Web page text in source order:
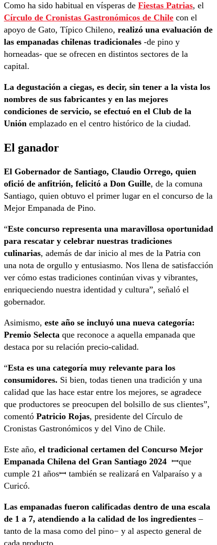
Como ha sido habitual en vísperas de Fiestas Patrias, el
Círculo de Cronistas Gastronómicos de Chile con el
apoyo de Gato, Típico Chileno, realizó una evaluación de
las empanadas chilenas tradicionales -de pino y
horneadas- que se ofrecen en distintos sectores de la
capital.
La degustación a ciegas, es decir, sin tener a la vista los
nombres de sus fabricantes y en las mejores
condiciones de servicio, se efectuó en el Club de la
Unión emplazado en el centro histórico de la ciudad.
El ganador
El Gobernador de Santiago, Claudio Orrego, quien
ofició de anfitrión, felicitó a Don Guille, de la comuna
Santiago, quien obtuvo el primer lugar en el concurso de la
Mejor Empanada de Pino.
“Este concurso representa una maravillosa oportunidad
para rescatar y celebrar nuestras tradiciones
culinarias, además de dar inicio al mes de la Patria con
una nota de orgullo y entusiasmo. Nos llena de satisfacción
ver cómo estas tradiciones continúan vivas y vibrantes,
enriqueciendo nuestra identidad y cultura”, señaló el
gobernador.
Asimismo, este año se incluyó una nueva categoría:
Premio Selecta que reconoce a aquella empanada que
destaca por su relación precio-calidad.
“Esta es una categoría muy relevante para los
consumidores. Si bien, todas tienen una tradición y una
calidad que las hace estar entre los mejores, se agradece
que productores se preocupen del bolsillo de sus clientes”,
comentó Patricio Rojas, presidente del Círculo de
Cronistas Gastronómicos y del Vino de Chile.
Este año, el tradicional certamen del Concurso Mejor
Empanada Chilena del Gran Santiago 2024 ꟷque
cumple 21 añosꟷ también se realizará en Valparaíso y a
Curicó.
Las empanadas fueron calificadas dentro de una escala
de 1 a 7, atendiendo a la calidad de los ingredientes–
tanto de la masa como del pino− y al aspecto general de